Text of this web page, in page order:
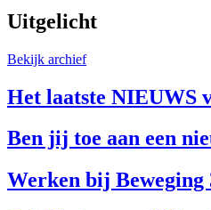
Uitgelicht
Bekijk archief
Het laatste NIEUWS
Ben jij toe aan een
Werken bij Beweging